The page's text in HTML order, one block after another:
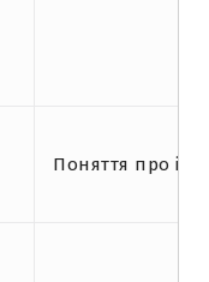
Поняття про